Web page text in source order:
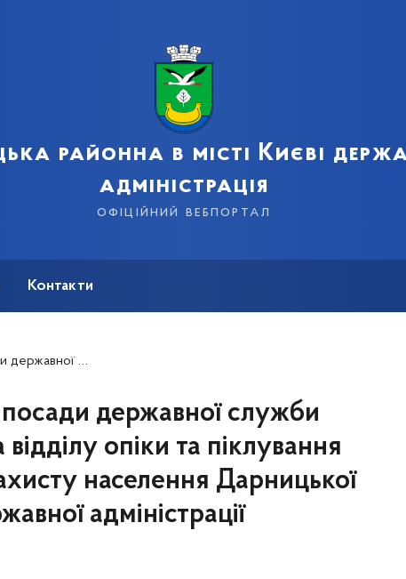
районна в місті Києві
адміністрація
офіційний вебпортал
Контакти
районної в місті Києві державної адміністрації
державної служби
опіки та піклування
населення Дарницької
адміністрації